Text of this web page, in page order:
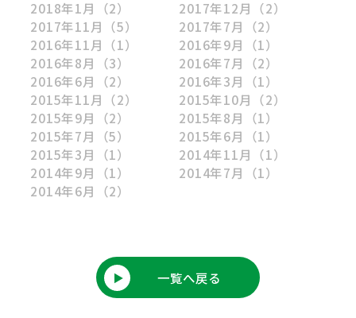
2018年1月 （2） 2017年12月 （2）
2017年11月 （5） 2017年7月
（2）
2016年11月 （1） 2016年9月
（1）
2016年8月
（3） 2016年7月
（2）
2016年6月
（2） 2016年3月
（1）
2015年11月 （2） 2015年10月 （2）
2015年9月
（2） 2015年8月
（1）
2015年7月
（5） 2015年6月
（1）
2015年3月
（1） 2014年11月 （1）
2014年9月
（1） 2014年7月
（1）
2014年6月
（2）
一覧へ戻る